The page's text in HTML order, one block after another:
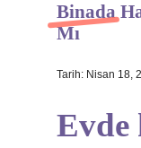
Hakkımızda
Binada
Mı
Tarih: Nisan 18,
Evde